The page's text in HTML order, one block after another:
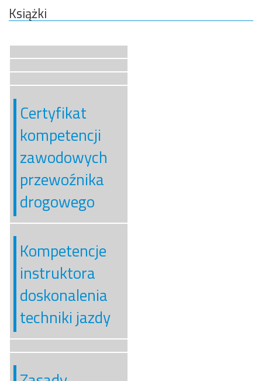
Książki
Certyfikat
kompetencji
zawodowych
przewoźnika
drogowego
Kompetencje
instruktora
doskonalenia
techniki jazdy